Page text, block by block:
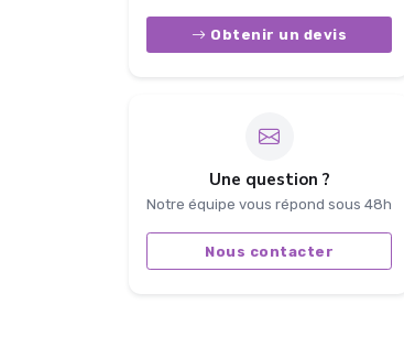
Obtenir un devis
Une question ?
Notre équipe vous répond sous 48h
Nous contacter